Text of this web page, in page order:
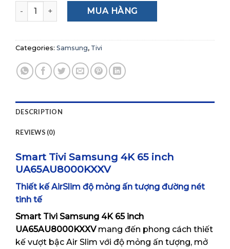
Smart Tivi QLED Samsung 4K 65 inch QA65Q60B
MUA HÀNG
Categories: Samsung, Tivi
DESCRIPTION
REVIEWS (0)
Smart Tivi Samsung 4K 65 inch
UA65AU8000KXXV
Thiết kế AirSlim độ mỏng ấn tượng đường nét
tinh tế
Smart Tivi Samsung 4K 65 inch
UA65AU8000KXXVmang đến phong cách thiết
kế vượt bậc Air Slim với độ mỏng ấn tượng, mở